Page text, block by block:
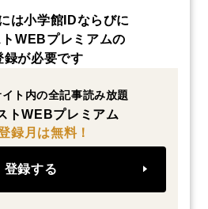
は小学館IDならびに
WEBプレミアムの
録が必要です
ト内の全記事読み放題
トWEBプレミアム
録月は無料！
登録する